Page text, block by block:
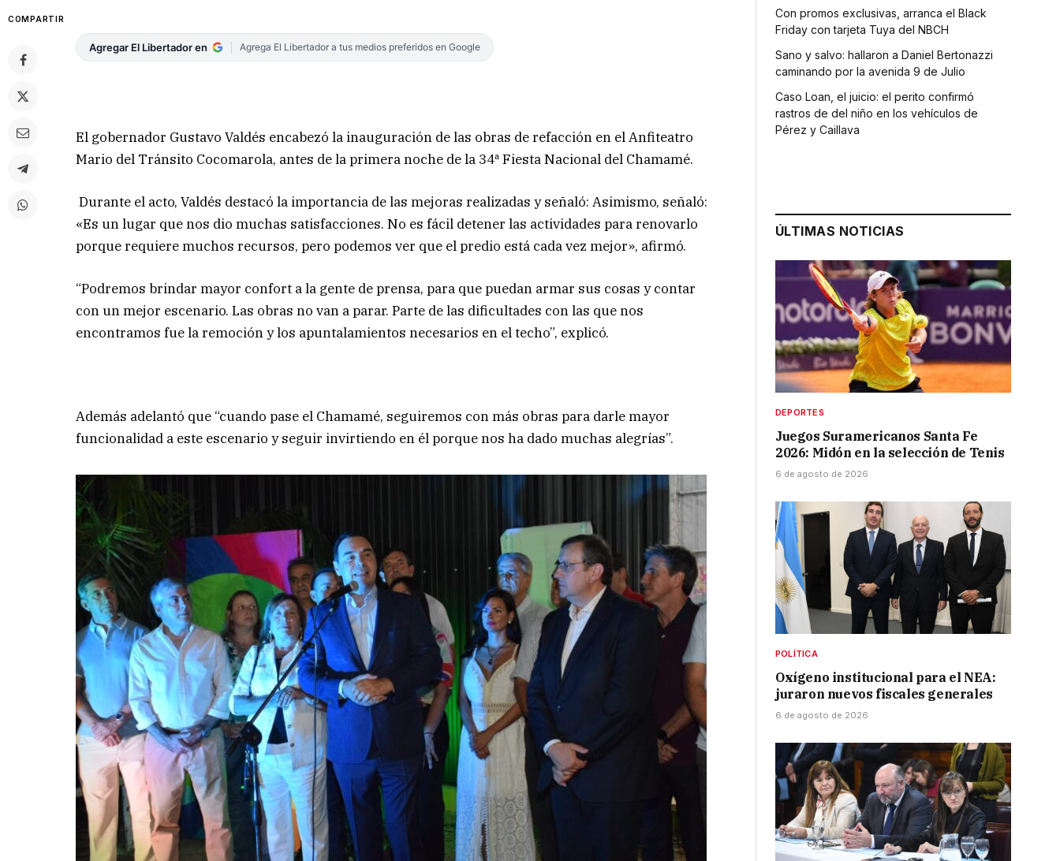
COMPARTIR
Agregar El Libertador en Agrega El Libertador a tus medios preferidos en Google
El gobernador Gustavo Valdés encabezó la inauguración de las obras de refacción en el Anfiteatro
Mario del Tránsito Cocomarola, antes de la primera noche de la 34ª Fiesta Nacional del Chamamé.
Durante el acto, Valdés destacó la importancia de las mejoras realizadas y señaló: Asimismo, señaló:
«Es un lugar que nos dio muchas satisfacciones. No es fácil detener las actividades para renovarlo
porque requiere muchos recursos, pero podemos ver que el predio está cada vez mejor», afirmó.
“Podremos brindar mayor confort a la gente de prensa, para que puedan armar sus cosas y contar
con un mejor escenario. Las obras no van a parar. Parte de las dificultades con las que nos
encontramos fue la remoción y los apuntalamientos necesarios en el techo”, explicó.
Además adelantó que “cuando pase el Chamamé, seguiremos con más obras para darle mayor
funcionalidad a este escenario y seguir invirtiendo en él porque nos ha dado muchas alegrías”.
Con promos exclusivas, arranca el Black
Friday con tarjeta Tuya del NBCH
Sano y salvo: hallaron a Daniel Bertonazzi
caminando por la avenida 9 de Julio
Caso Loan, el juicio: el perito confirmó
rastros de del niño en los vehículos de
Pérez y Caillava
ÚLTIMAS NOTICIAS
DEPORTES
Juegos Suramericanos Santa Fe
2026: Midón en la selección de Tenis
6 de agosto de 2026
POLÍTICA
Oxígeno institucional para el NEA:
juraron nuevos fiscales generales
6 de agosto de 2026